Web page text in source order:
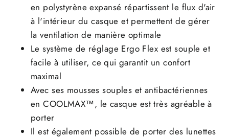
en polystyrène expansé répartissent le flux d'air
à l'intérieur du casque et permettent de gérer
la ventilation de manière optimale
Le système de réglage Ergo Flex est souple et
facile à utiliser, ce qui garantit un confort
maximal
Avec ses mousses souples et antibactériennes
en COOLMAX™, le casque est très agréable à
porter
Il est également possible de porter des lunettes